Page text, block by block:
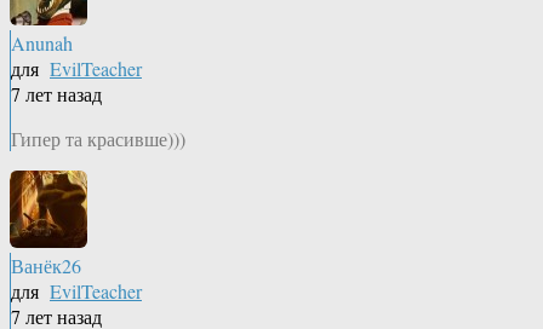
Anunah
для EvilTeacher
7 лет назад
Гипер та красивше)))
Ванёк26
для EvilTeacher
7 лет назад